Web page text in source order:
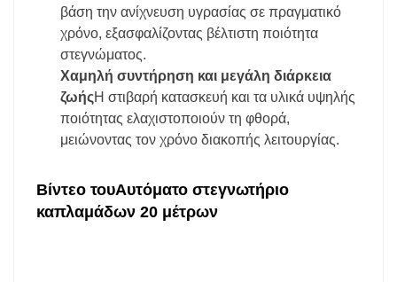
βάση την ανίχνευση υγρασίας σε πραγματικό
χρόνο, εξασφαλίζοντας βέλτιστη ποιότητα
στεγνώματος.
Χαμηλή συντήρηση και μεγάλη διάρκεια
ζωήςΗ στιβαρή κατασκευή και τα υλικά υψηλής
ποιότητας ελαχιστοποιούν τη φθορά,
μειώνοντας τον χρόνο διακοπής λειτουργίας.
Βίντεο τουΑυτόματο στεγνωτήριο
καπλαμάδων 20 μέτρων